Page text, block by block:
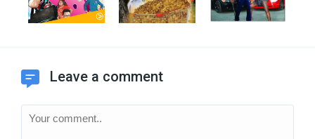
Leave a comment